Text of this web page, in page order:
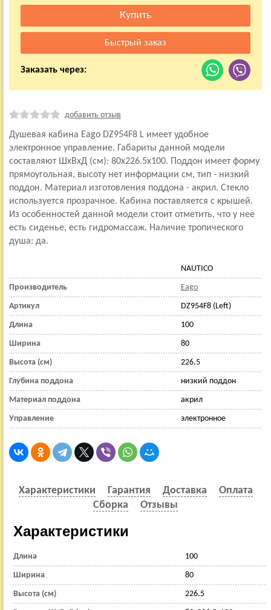
Заказать через:
добавить отзыв
Душевая кабина Eago DZ954F8 L имеет удобное
электронное управление. Габариты данной модели
составляют ШхВхД (см): 80x226.5x100. Поддон имеет форму
прямоугольная, высоту нет информации см, тип - низкий
поддон. Материал изготовления поддона - акрил. Стекло
используется прозрачное. Кабина поставляется с крышей.
Из особенностей данной модели стоит отметить, что у нее
есть сиденье, есть гидромассаж. Наличие тропического
душа: да.
NAUTICO
Производитель Eago
Артикул DZ954F8 (Left)
Длина 100
Ширина 80
Высота (см) 226.5
Глубина поддона низкий поддон
Материал поддона акрил
Управление электронное
Характеристики Гарантия Доставка
Оплата
Сборка
Отзывы
Характеристики
Длина 100
Ширина 80
Высота (см) 226.5